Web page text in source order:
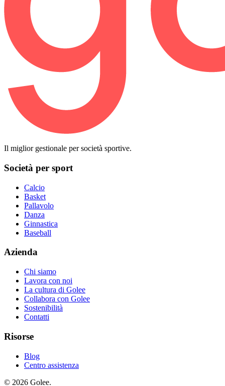
Il miglior gestionale per società sportive.
Società per sport
Calcio
Basket
Pallavolo
Danza
Ginnastica
Baseball
Azienda
Chi siamo
Lavora con noi
La cultura di Golee
Collabora con Golee
Sostenibilità
Contatti
Risorse
Blog
Centro assistenza
© 2026 Golee.